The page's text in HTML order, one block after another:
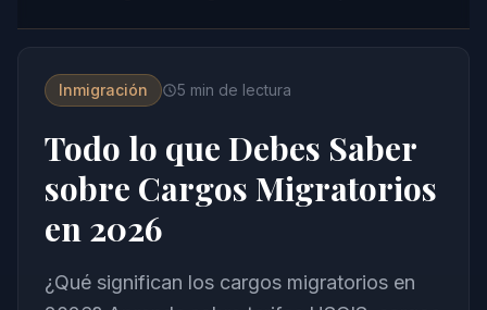
Inmigración 5 min de lectura
Todo lo que Debes Saber
sobre Cargos Migratorios
en 2026
¿Qué significan los cargos migratorios en